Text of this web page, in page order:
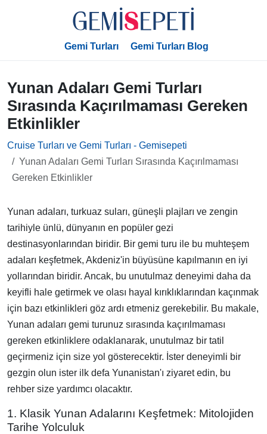
Gemi Turları Gemi Turları Blog
Yunan Adaları Gemi Turları
Sırasında Kaçırılmaması Gereken
Etkinlikler
Cruise Turları ve Gemi Turları - Gemisepeti
Yunan Adaları Gemi Turları Sırasında Kaçırılmaması
Gereken Etkinlikler
Yunan adaları, turkuaz suları, güneşli plajları ve zengin
tarihiyle ünlü, dünyanın en popüler gezi
destinasyonlarından biridir. Bir gemi turu ile bu muhteşem
adaları keşfetmek, Akdeniz'in büyüsüne kapılmanın en iyi
yollarından biridir. Ancak, bu unutulmaz deneyimi daha da
keyifli hale getirmek ve olası hayal kırıklıklarından kaçınmak
için bazı etkinlikleri göz ardı etmeniz gerekebilir. Bu makale,
Yunan adaları gemi turunuz sırasında kaçırılmaması
gereken etkinliklere odaklanarak, unutulmaz bir tatil
geçirmeniz için size yol gösterecektir. İster deneyimli bir
gezgin olun ister ilk defa Yunanistan'ı ziyaret edin, bu
rehber size yardımcı olacaktır.
1. Klasik Yunan Adalarını Keşfetmek: Mitolojiden
Tarihe Yolculuk